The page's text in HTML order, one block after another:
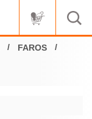
FAROS